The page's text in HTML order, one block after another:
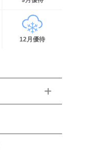
12月優待